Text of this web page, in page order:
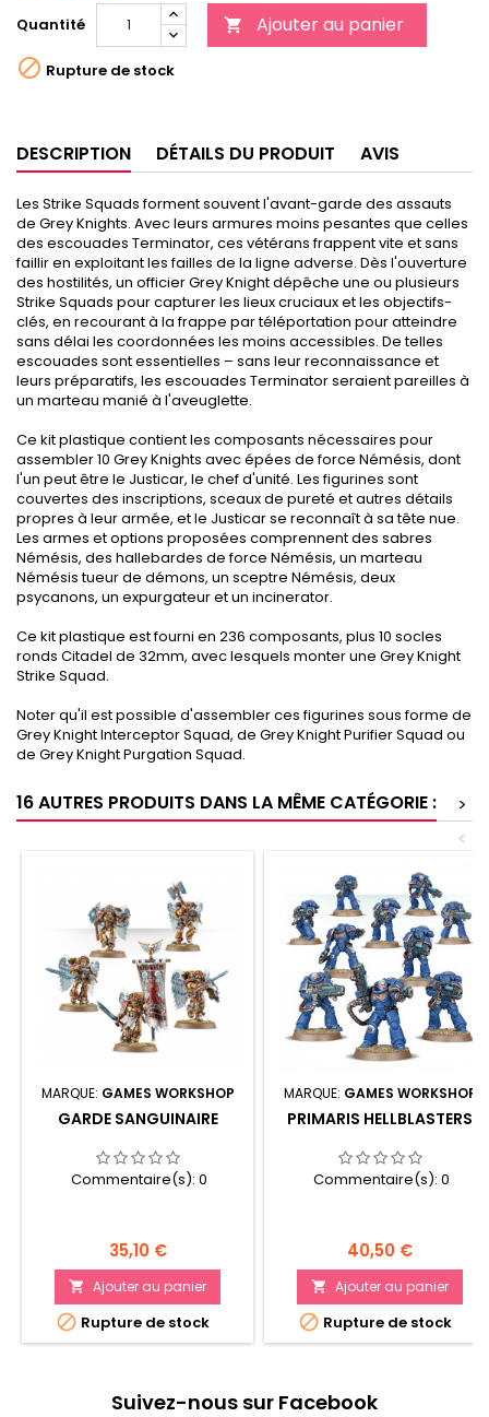
Quantité  Ajouter au panier
 Rupture de stock
DESCRIPTION DÉTAILS DU PRODUIT AVIS
Les Strike Squads forment souvent l'avant-garde des assauts
de Grey Knights. Avec leurs armures moins pesantes que celles
des escouades Terminator, ces vétérans frappent vite et sans
faillir en exploitant les failles de la ligne adverse. Dès l'ouverture
des hostilités, un officier Grey Knight dépêche une ou plusieurs
Strike Squads pour capturer les lieux cruciaux et les objectifs-
clés, en recourant à la frappe par téléportation pour atteindre
sans délai les coordonnées les moins accessibles. De telles
escouades sont essentielles – sans leur reconnaissance et
leurs préparatifs, les escouades Terminator seraient pareilles à
un marteau manié à l'aveuglette.
Ce kit plastique contient les composants nécessaires pour
assembler 10 Grey Knights avec épées de force Némésis, dont
l'un peut être le Justicar, le chef d'unité. Les figurines sont
couvertes des inscriptions, sceaux de pureté et autres détails
propres à leur armée, et le Justicar se reconnaît à sa tête nue.
Les armes et options proposées comprennent des sabres
Némésis, des hallebardes de force Némésis, un marteau
Némésis tueur de démons, un sceptre Némésis, deux
psycanons, un expurgateur et un incinerator.
Ce kit plastique est fourni en 236 composants, plus 10 socles
ronds Citadel de 32mm, avec lesquels monter une Grey Knight
Strike Squad.
Noter qu'il est possible d'assembler ces figurines sous forme de
Grey Knight Interceptor Squad, de Grey Knight Purifier Squad ou
de Grey Knight Purgation Squad.
16 AUTRES PRODUITS DANS LA MÊME CATÉGORIE :
>
<
MARQUE: GAMES WORKSHOP
GARDE SANGUINAIRE
Commentaire(s): 0
Prix
35,10 €
 Ajouter au panier
 Rupture de stock
MARQUE: GAMES WORKSHOP
PRIMARIS HELLBLASTERS
Commentaire(s): 0
Prix
40,50 €
 Ajouter au panier
 Rupture de stock
Suivez-nous sur Facebook